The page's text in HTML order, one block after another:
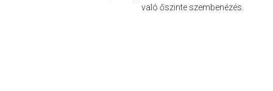
való őszinte szembenézés.